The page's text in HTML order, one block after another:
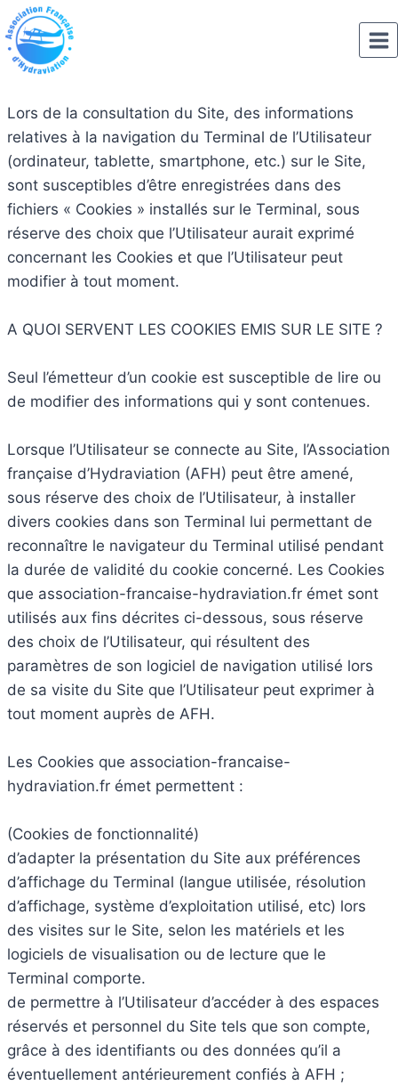
Aller
au
contenu
Lors de la consultation du Site, des informations
relatives à la navigation du Terminal de l’Utilisateur
(ordinateur, tablette, smartphone, etc.) sur le Site,
sont susceptibles d’être enregistrées dans des
fichiers « Cookies » installés sur le Terminal, sous
réserve des choix que l’Utilisateur aurait exprimé
concernant les Cookies et que l’Utilisateur peut
modifier à tout moment.
A QUOI SERVENT LES COOKIES EMIS SUR LE SITE ?
Seul l’émetteur d’un cookie est susceptible de lire ou
de modifier des informations qui y sont contenues.
Lorsque l’Utilisateur se connecte au Site, l’Association
française d’Hydraviation (AFH) peut être amené,
sous réserve des choix de l’Utilisateur, à installer
divers cookies dans son Terminal lui permettant de
reconnaître le navigateur du Terminal utilisé pendant
la durée de validité du cookie concerné. Les Cookies
que association-francaise-hydraviation.fr émet sont
utilisés aux fins décrites ci-dessous, sous réserve
des choix de l’Utilisateur, qui résultent des
paramètres de son logiciel de navigation utilisé lors
de sa visite du Site que l’Utilisateur peut exprimer à
tout moment auprès de AFH.
Les Cookies que association-francaise-
hydraviation.fr émet permettent :
(Cookies de fonctionnalité)
d’adapter la présentation du Site aux préférences
d’affichage du Terminal (langue utilisée, résolution
d’affichage, système d’exploitation utilisé, etc) lors
des visites sur le Site, selon les matériels et les
logiciels de visualisation ou de lecture que le
Terminal comporte.
de permettre à l’Utilisateur d’accéder à des espaces
réservés et personnel du Site tels que son compte,
grâce à des identifiants ou des données qu’il a
éventuellement antérieurement confiés à AFH ;